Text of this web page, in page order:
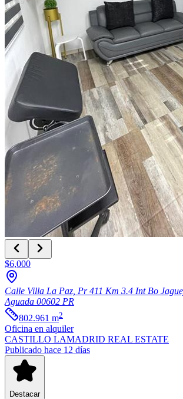
$6,000
Calle Villa La Paz, Pr 411 Km 3.4 Int Bo
Aguada 00602 PR
802.961 m2
Oficina en alquiler
CASTILLO LAMADRID REAL ESTATE
Publicado hace 12 días
Destacar